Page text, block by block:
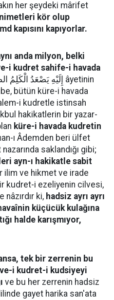
her şeydeki mârifet
kör olup
kapısını kapıyorlar.
anda milyon, belki
i kudret sahife-i havada
bütün küre-i havada
i kudretle istinsah
hakikatlerin bir yazar-
küre-i havada kudretin
ı Âdemden beri ülfet
saklandığı gibi;
ayn-ı hakikatle sabit
ilim ve hikmet ve irade
kudret-i ezeliyenin cilvesi,
nâzırdır ki, hadsiz ayrı ayrı
küçücük kulağına
halde karışmıyor,
tek bir zerrenin bu
i kudret-i kudsiyeyi
ve bu her zerrenin hadsiz
gayet harika san'ata